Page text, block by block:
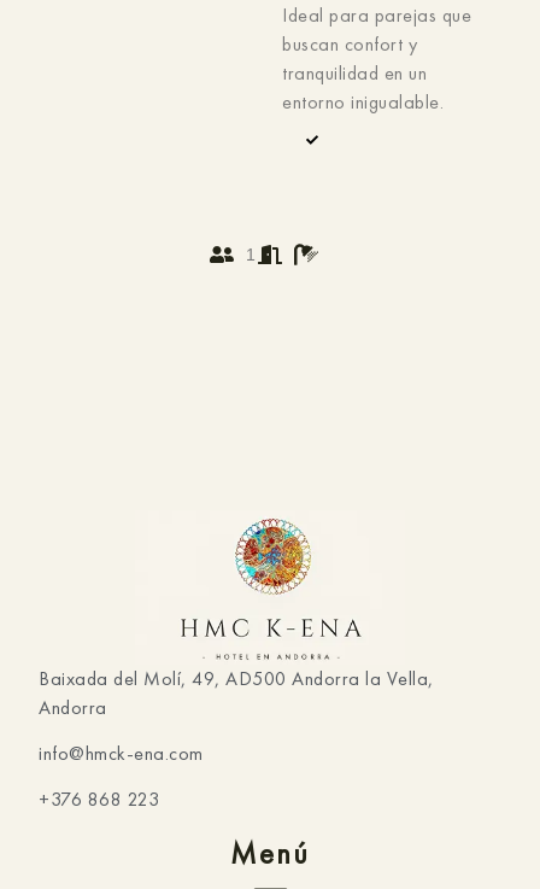
Ideal para parejas que
buscan confort y
tranquilidad en un
entorno inigualable.
1
Baixada del Molí, 49, AD500 Andorra la Vella,
Andorra
info@hmck-ena.com
+376 868 223
Menú